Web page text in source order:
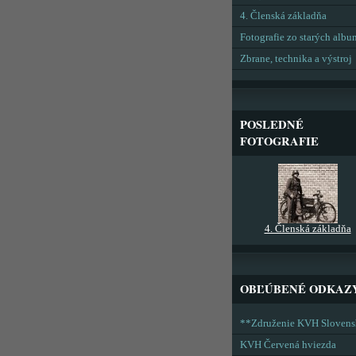
4. Členská základňa
Fotografie zo starých
Zbrane, technika a výstroj
POSLEDNÉ
FOTOGRAFIE
4. Členská základňa
OBĽÚBENÉ
**Združenie KVH
KVH Červená hviezda